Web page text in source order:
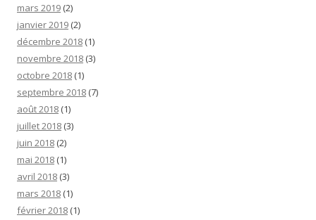
mars 2019 (2)
janvier 2019 (2)
décembre 2018 (1)
novembre 2018 (3)
octobre 2018 (1)
septembre 2018 (7)
août 2018 (1)
juillet 2018 (3)
juin 2018 (2)
mai 2018 (1)
avril 2018 (3)
mars 2018 (1)
février 2018 (1)